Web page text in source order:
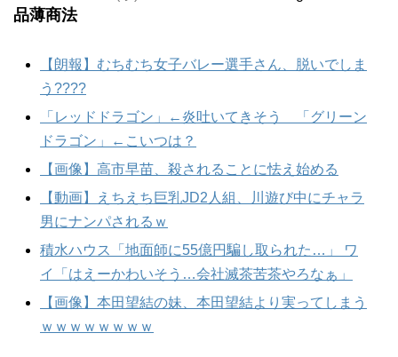
品薄商法
【朗報】むちむち女子バレー選手さん、脱いでしま
う????
「レッドドラゴン」←炎吐いてきそう 「グリーン
ドラゴン」←こいつは？
【画像】高市早苗、殺されることに怯え始める
【動画】えちえち巨乳JD2人組、川遊び中にチャラ
男にナンパされるｗ
積水ハウス「地面師に55億円騙し取られた…」 ワ
イ「はえーかわいそう…会社滅茶苦茶やろなぁ」
【画像】本田望結の妹、本田望結より実ってしまう
ｗｗｗｗｗｗｗｗ